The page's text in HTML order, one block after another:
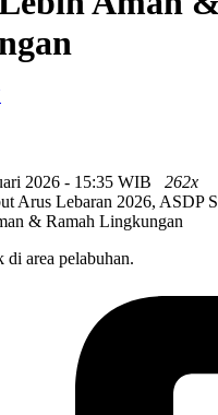
2026 - 15:35 WIB 262x
di area pelabuhan.